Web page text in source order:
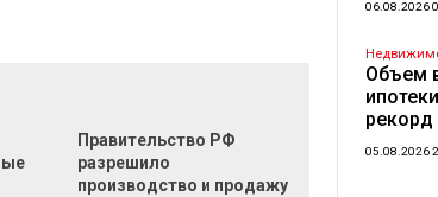
Правительство РФ
разрешило
производство и продажу
06.08.2026
Объем
рекорд
05.08.2026